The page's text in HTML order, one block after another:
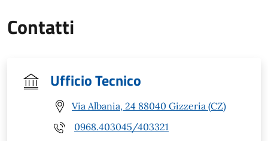
Contatti
Ufficio Tecnico
Via Albania, 24 88040 Gizzeria (CZ)
0968.403045/403321